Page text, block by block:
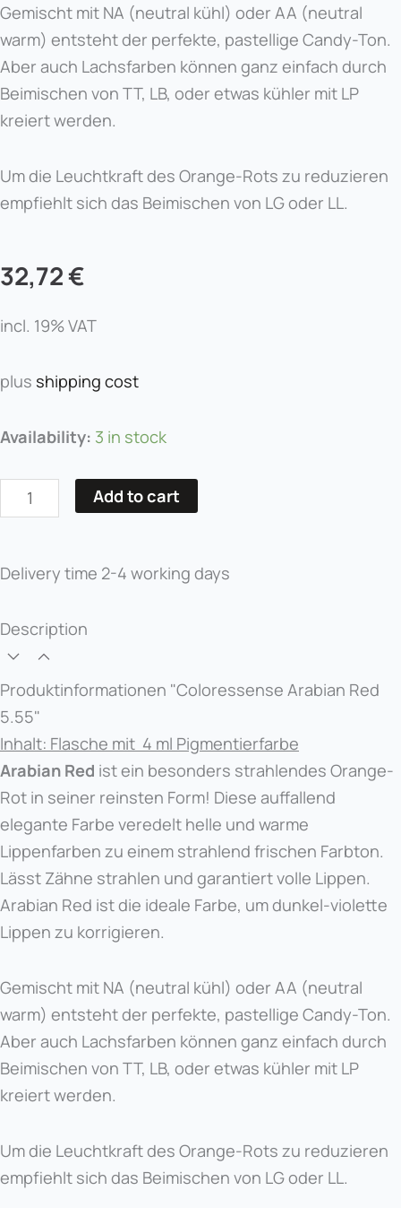
Gemischt mit NA (neutral kühl) oder AA (neutral
warm) entsteht der perfekte, pastellige Candy-Ton.
Aber auch Lachsfarben können ganz einfach durch
Beimischen von TT, LB, oder etwas kühler mit LP
kreiert werden.
Um die Leuchtkraft des Orange-Rots zu reduzieren
empfiehlt sich das Beimischen von LG oder LL.
32,72€
incl. 19% VAT
plus shipping cost
Availability: 3 in stock
Coloressense
Red
5.55
Add to cart
Delivery time 2-4 working days
Description
Produktinformationen "Coloressense Arabian Red
5.55"
Inhalt: Flasche mit 4 ml Pigmentierfarbe
Arabian Red ist ein besonders strahlendes Orange-
Rot in seiner reinsten Form! Diese auffallend
elegante Farbe veredelt helle und warme
Lippenfarben zu einem strahlend frischen Farbton.
Lässt Zähne strahlen und garantiert volle Lippen.
Arabian Red ist die ideale Farbe, um dunkel-violette
Lippen zu korrigieren.
Gemischt mit NA (neutral kühl) oder AA (neutral
warm) entsteht der perfekte, pastellige Candy-Ton.
Aber auch Lachsfarben können ganz einfach durch
Beimischen von TT, LB, oder etwas kühler mit LP
kreiert werden.
Um die Leuchtkraft des Orange-Rots zu reduzieren
empfiehlt sich das Beimischen von LG oder LL.